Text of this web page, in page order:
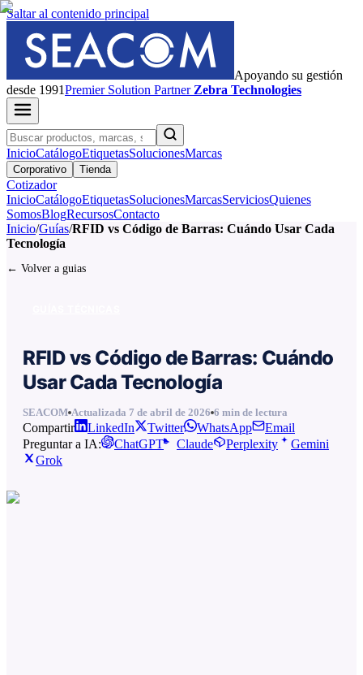
Saltar al contenido principal
Apoyando su gestión
desde 1991PremierSolution Partner Zebra Technologies
InicioCatálogoEtiquetasSolucionesMarcas
Corporativo Tienda
Cotizador
InicioCatálogoEtiquetasSolucionesMarcasServiciosQuienes
SomosBlogRecursosContacto
Inicio/Guías/RFID vs Código de Barras: Cuándo Usar Cada
Tecnología
← Volver a guias
RFID vs Código de Barras: Cuándo
Usar Cada Tecnología
SEACOM Actualizada 7 de abril de 2026 6 min de lectura
Compartir LinkedIn Twitter WhatsApp
Email
Preguntar a IA:
ChatGPT Claude Perplexity
Gemini
Grok